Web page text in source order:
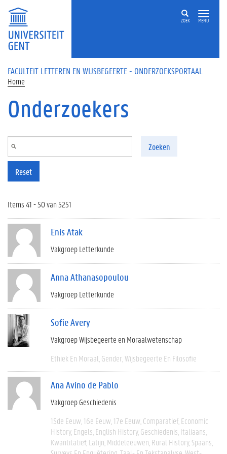
Overslaan en naar de inhoud gaan
ZOEK MENU
FACULTEIT LETTEREN EN WIJSBEGEERTE - ONDERZOEKSPORTAAL
Home
Onderzoekers
Zoeken
Reset
Items 41 - 50 van 5251
Enis Atak
Vakgroep Letterkunde
Anna Athanasopoulou
Vakgroep Letterkunde
Sofie Avery
Vakgroep Wijsbegeerte en Moraalwetenschap
Ethiek En Moraal Gender Wijsbegeerte En Filosofie
Ana Avino de Pablo
Vakgroep Geschiedenis
15de Eeuw 16e Eeuw 17e Eeuw Comparatief Economic
History Engels English History Geschiedenis Italiaans
Kwantitatief Latijn Middeleeuwen Rural History Spaans